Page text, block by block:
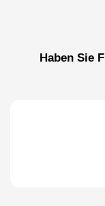
Haben Sie